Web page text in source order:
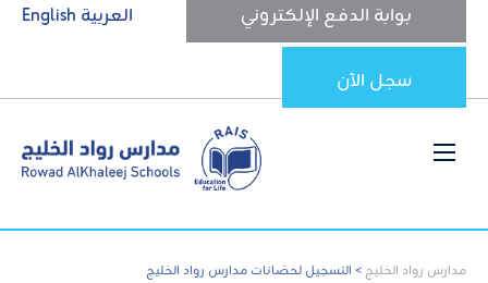
بوابة الدفع الإلكتروني
سجل الآن
العربية English
مدارس رواد الخليج > التسجيل لحضانات مدارس رواد الخليج